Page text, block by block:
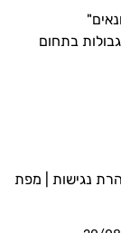
גבולות בתחום
נגישות
מפת